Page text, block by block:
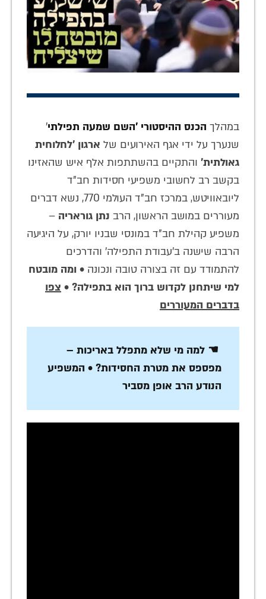
במהלך הכנס ההיסטורי 'השם שמעה תפילתי'
שנערך על ידי אגף האירועים של ארגון 'לחלוחית
גאולתית' והתקיים בהשתתפות אלף איש שהאזינו
בקשב רב לחשובי משפיעי חסידות חב"ד
ליובאוויטש, במרכז חב"ד העולמי 770, נשא דברים
מעוררים במושב הראשון, הרב נתן גוראריה –
משפיע קהילת חב"ד במונסי שבניו יורק, על היגיעה
הרבה שישנה ב'עבודת התפילה' והדרכים
להתמודד עם זה בצורה טובה ונכונה • ומה מובטח
למי שיתחנן לקדוש ברוך הוא בתפילה? • צפו
בדברים המעוררים
☚ למה מי שלא מתפלל באריכות –
מפספס את מטרת החסידות? • המשפיע
הנודע הרב אופן מסביר